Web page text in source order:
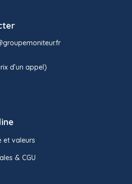
d’un appel)
et valeurs
& CGU